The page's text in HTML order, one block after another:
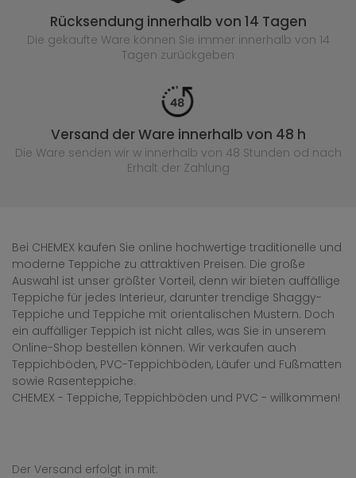
Rücksendung innerhalb von 14 Tagen
Die gekaufte Ware können Sie immer innerhalb von 14
Tagen zurückgeben
Versand der Ware innerhalb von 48 h
Die Ware senden wir w innerhalb von 48 Stunden od nach
Erhalt der Zahlung
Bei CHEMEX kaufen Sie online hochwertige traditionelle und
moderne Teppiche zu attraktiven Preisen. Die große
Auswahl ist unser größter Vorteil, denn wir bieten auffällige
Teppiche für jedes Interieur, darunter trendige Shaggy-
Teppiche und Teppiche mit orientalischen Mustern. Doch
ein auffälliger Teppich ist nicht alles, was Sie in unserem
Online-Shop bestellen können. Wir verkaufen auch
Teppichböden, PVC-Teppichböden, Läufer und Fußmatten
sowie Rasenteppiche.
CHEMEX - Teppiche, Teppichböden und PVC - willkommen!
Der Versand erfolgt in mit: